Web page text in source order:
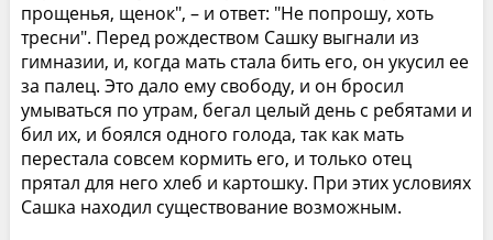
прощенья, щенок", – и ответ: "Не попрошу, хоть
тресни". Перед рождеством Сашку выгнали из
гимназии, и, когда мать стала бить его, он укусил ее
за палец. Это дало ему свободу, и он бросил
умываться по утрам, бегал целый день с ребятами и
бил их, и боялся одного голода, так как мать
перестала совсем кормить его, и только отец
прятал для него хлеб и картошку. При этих условиях
Сашка находил существование возможным.